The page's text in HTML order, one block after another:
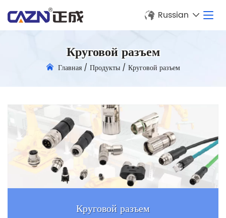
Russian
Круговой разъем
Главная/ Продукты/ Круговой разъем
Круговой разъем